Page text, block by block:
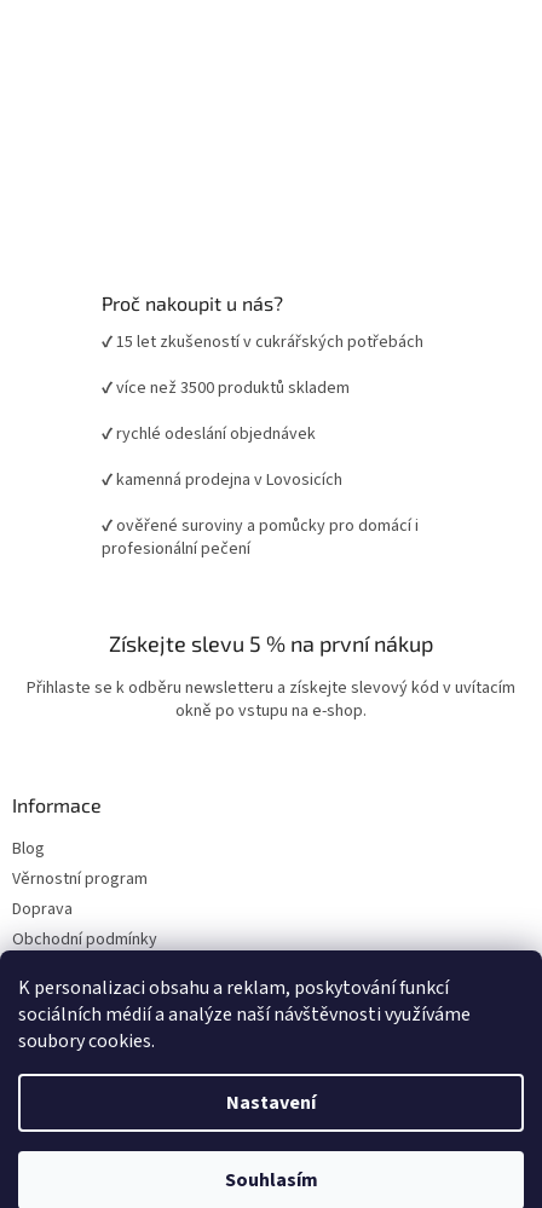
K personalizaci obsahu a reklam, poskytování funkcí
sociálních médií a analýze naší návštěvnosti využíváme
soubory cookies.
Nastavení
Souhlasím
Proč nakoupit u nás?
✔ 15 let zkušeností v cukrářských potřebách
✔ více než 3500 produktů skladem
✔ rychlé odeslání objednávek
✔ kamenná prodejna v Lovosicích
✔ ověřené suroviny a pomůcky pro domácí i
profesionální pečení
Získejte slevu 5 % na první nákup
Přihlaste se k odběru newsletteru a získejte slevový kód v uvítacím
okně po vstupu na e-shop.
Informace
Blog
Věrnostní program
Doprava
Obchodní podmínky
Kontakty
Vytvořil Shoptet
. Všechna práva vyhrazena.
cookies